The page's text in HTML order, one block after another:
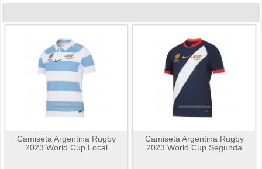
compres, más descuentos obtendrás. Bienvenido a contactarnos.
Camiseta Argentina Rugby
2023 World Cup Local
Camiseta Argentina Rugby
2023 World Cup Segunda